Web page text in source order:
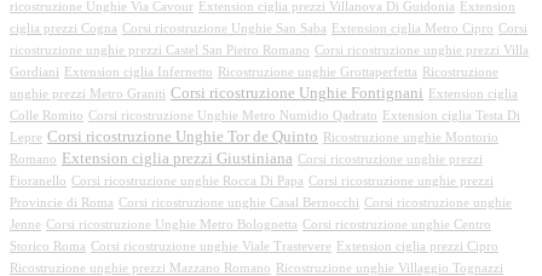
ricostruzione Unghie Via Cavour Extension ciglia prezzi Villanova Di Guidonia
Extension
ciglia prezzi Cogna Corsi ricostruzione Unghie San Saba Extension ciglia Metro Cipro Corsi
ricostruzione unghie prezzi Castel San Pietro Romano Corsi ricostruzione unghie prezzi Villa
Gordiani
Extension ciglia Infernetto Ricostruzione unghie Grottaperfetta
Ricostruzione
unghie prezzi Metro Graniti Corsi ricostruzione Unghie Fontignani
Extension ciglia
Colle Romito Corsi ricostruzione Unghie Metro Numidio Qadrato
Extension ciglia Testa Di
Lepre Corsi ricostruzione Unghie Tor de Quinto
Ricostruzione unghie Montorio
Romano Extension ciglia prezzi Giustiniana Corsi ricostruzione unghie prezzi
Fioranello Corsi ricostruzione unghie Rocca Di Papa Corsi ricostruzione unghie prezzi
Provincie di Roma Corsi ricostruzione unghie Casal Bernocchi Corsi ricostruzione unghie
Jenne Corsi ricostruzione Unghie Metro Bolognetta Corsi ricostruzione unghie Centro
Storico Roma Corsi ricostruzione unghie Viale Trastevere
Extension ciglia prezzi Cipro
Ricostruzione unghie prezzi Mazzano Romano
Ricostruzione unghie Villaggio Tognazzi